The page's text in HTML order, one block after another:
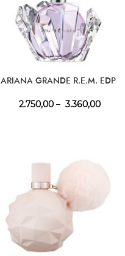
ARIANA GRANDE R.E.M. EDP
2.750,00 – 3.360,00